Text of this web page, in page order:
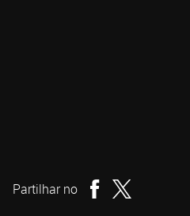
Partilhar no